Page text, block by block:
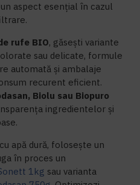
aspect esențial în cazul
rufe BIO, găsești variante
sau delicate, formule
automată și ambalaje
recurent eficient.
Biolu sau Biopuro
ingredientelor și
apă dură, folosește un
în proces un
1kg sau varianta